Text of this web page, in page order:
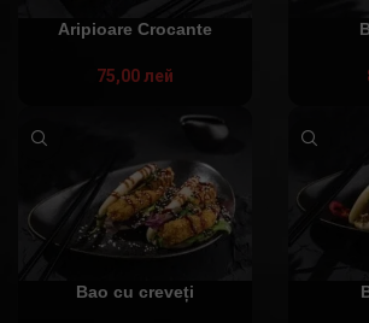
Aripioare Crocante
75,00лей
Bao cu creveți